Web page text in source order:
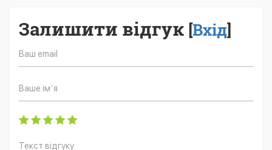
Залишити відгук [Вхід]